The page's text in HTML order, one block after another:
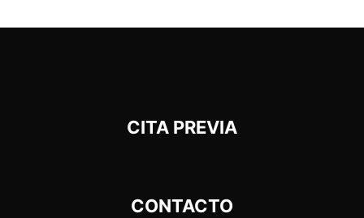
CITA PREVIA
CONTACTO